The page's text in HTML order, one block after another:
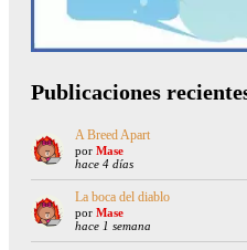
Publicaciones
A Breed Apart
por Mase
hace 4 días
La boca del diablo
por Mase
hace 1 semana